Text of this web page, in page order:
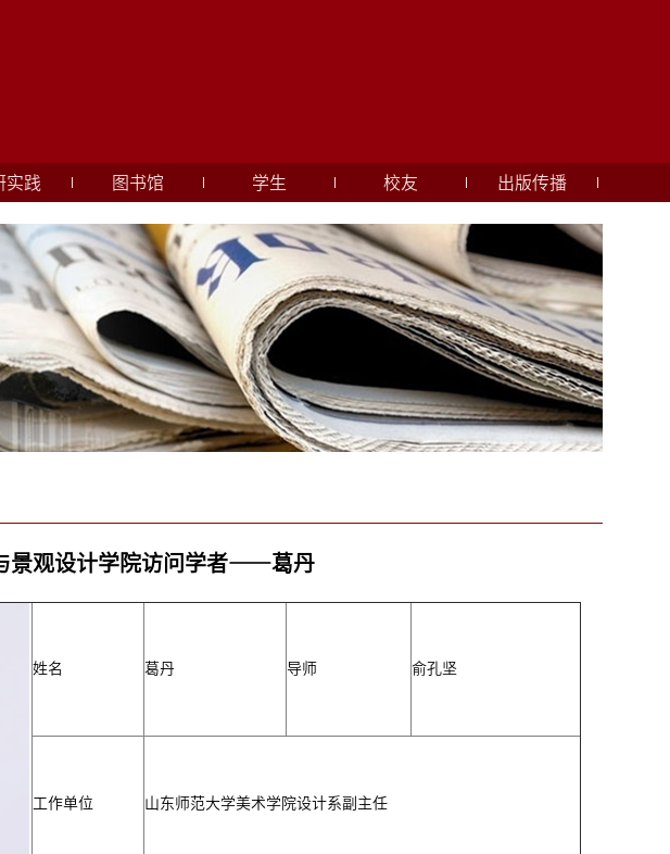
实践 图书馆 学生 校友 出版传播
景观设计学院访问学者——葛丹
姓名 葛丹 导师 俞孔坚
工作单位 山东师范大学美术学院设计系副主任